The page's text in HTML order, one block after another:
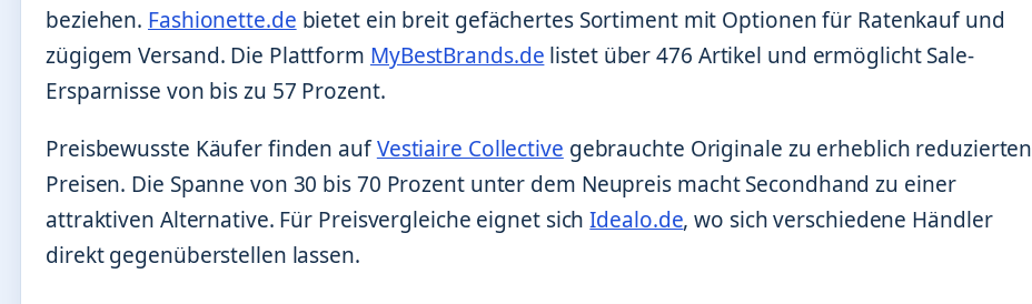
beziehen. Fashionette.de bietet ein breit gefächertes Sortiment mit Optionen für Ratenkauf und
zügigem Versand. Die Plattform MyBestBrands.de listet über 476 Artikel und ermöglicht Sale-
Ersparnisse von bis zu 57 Prozent.
Preisbewusste Käufer finden aufVestiaire Collective gebrauchte Originale zu erheblich reduzierten
Preisen. Die Spanne von 30 bis 70 Prozent unter dem Neupreis macht Secondhand zu einer
attraktiven Alternative. Für Preisvergleiche eignet sichIdealo.de, wo sich verschiedene Händler
direkt gegenüberstellen lassen.